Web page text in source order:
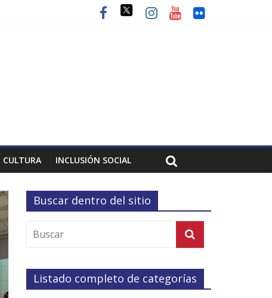
CULTURA INCLUSIÓN SOCIAL
Buscar dentro del sitio
Listado completo de categorías